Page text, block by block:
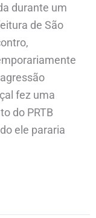
durante um
de São
fez uma
do PRTB
ele pararia